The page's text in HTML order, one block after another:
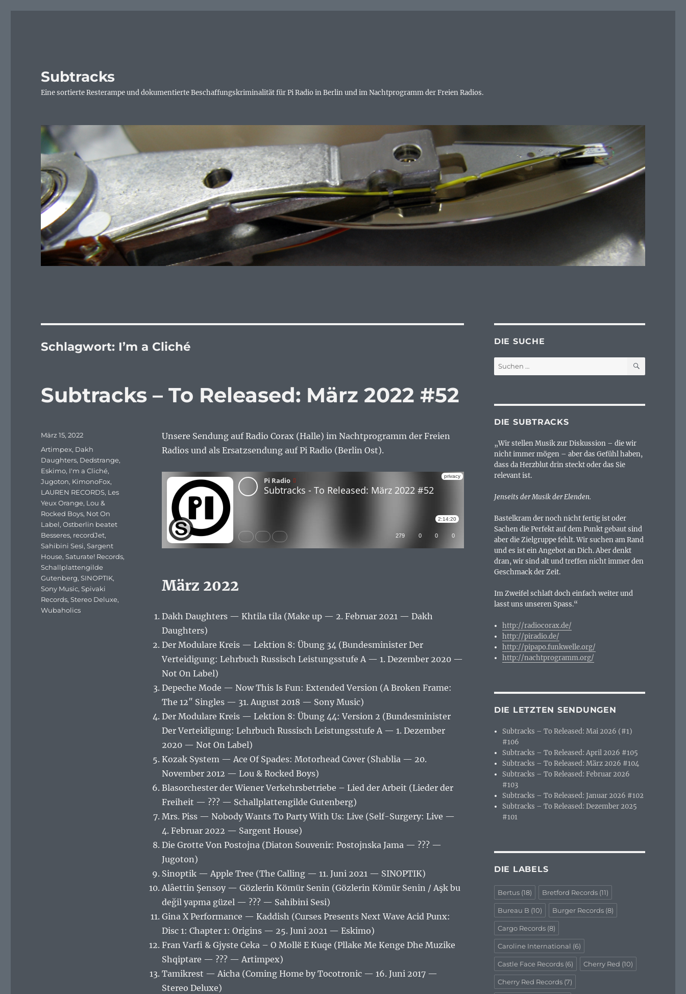
Subtracks
Eine sortierte Resterampe und dokumentierte Beschaffungskriminalität für Pi Radio in Berlin und im Nachtprogramm der Freien Radios.
Schlagwort: I’m a Cliché
Subtracks – To Released: März 2022 #52
Unsere Sendung auf Radio Corax (Halle) im Nachtprogramm der Freien
Radios und als Ersatzsendung auf Pi Radio (Berlin Ost).
März 2022
Dakh Daughters — Khtila tila (Make up — 2. Februar 2021 — Dakh
Daughters)
Der Modulare Kreis — Lektion 8: Übung 34 (Bundesminister Der
Verteidigung: Lehrbuch Russisch Leistungsstufe A — 1. Dezember 2020 —
Not On Label)
Depeche Mode — Now This Is Fun: Extended Version (A Broken Frame:
The 12″ Singles — 31. August 2018 — Sony Music)
Der Modulare Kreis — Lektion 8: Übung 44: Version 2 (Bundesminister
Der Verteidigung: Lehrbuch Russisch Leistungsstufe A — 1. Dezember
2020 — Not On Label)
Kozak System — Ace Of Spades: Motorhead Cover (Shablia — 20.
November 2012 — Lou & Rocked Boys)
Blasorchester der Wiener Verkehrsbetriebe – Lied der Arbeit (Lieder der
Freiheit — ??? — Schallplattengilde Gutenberg)
Mrs. Piss — Nobody Wants To Party With Us: Live (Self-Surgery: Live —
4. Februar 2022 — Sargent House)
Die Grotte Von Postojna (Diaton Souvenir: Postojnska Jama — ??? —
Jugoton)
Sinoptik — Apple Tree (The Calling — 11. Juni 2021 — SINOPTIK)
Alâettin Şensoy — Gözlerin Kömür Senin (Gözlerin Kömür Senin / Aşk bu
değil yapma güzel — ??? — Sahibini Sesi)
Gina X Performance — Kaddish (Curses Presents Next Wave Acid Punx:
Disc 1: Chapter 1: Origins — 25. Juni 2021 — Eskimo)
Fran Varfi & Gjyste Ceka – O Mollë E Kuqe (Pllake Me Kenge Dhe Muzike
Shqiptare — ??? — Artimpex)
Tamikrest — Aicha (Coming Home by Tocotronic — 16. Juni 2017 —
Stereo Deluxe)
Veröffentlicht
am
März 15, 2022
Schlagwörter
Artimpex, Dakh
Daughters, Dedstrange,
Eskimo, I'm a Cliché,
Jugoton, KimonoFox,
LAUREN RECORDS, Les
Yeux Orange, Lou &
Rocked Boys, Not On
Label,Ostberlin beatet
Besseres, recordJet,
Sahibini Sesi,Sargent
House,Saturate! Records,
Schallplattengilde
Gutenberg,SINOPTIK,
Sony Music,Spivaki
Records,Stereo Deluxe,
Wubaholics
DIE SUCHE
Suchen
nach:
SUCHEN
DIE SUBTRACKS
„Wir stellen Musik zur Diskussion – die wir
nicht immer mögen – aber das Gefühl haben,
dass da Herzblut drin steckt oder das Sie
relevant ist.
Jenseits der Musik der Elenden.
Bastelkram der noch nicht fertig ist oder
Sachen die Perfekt auf dem Punkt gebaut sind
aber die Zielgruppe fehlt. Wir suchen am Rand
und es ist ein Angebot an Dich. Aber denkt
dran, wir sind alt und treffen nicht immer den
Geschmack der Zeit.
Im Zweifel schlaft doch einfach weiter und
lasst uns unseren Spass.“
http://radiocorax.de/
http://piradio.de/
http://pipapo.funkwelle.org/
http://nachtprogramm.org/
DIE LETZTEN SENDUNGEN
Subtracks – To Released: Mai 2026 (#1)
#106
Subtracks – To Released: April 2026 #105
Subtracks – To Released: März 2026 #104
Subtracks – To Released: Februar 2026
#103
Subtracks – To Released: Januar 2026 #102
Subtracks – To Released: Dezember 2025
#101
DIE LABELS
Bertus(18) Bretford Records(11)
Bureau B (10) Burger Records(8)
Cargo Records(8)
Caroline International (6)
Castle Face Records(6) Cherry Red (10)
Cherry Red Records(7)